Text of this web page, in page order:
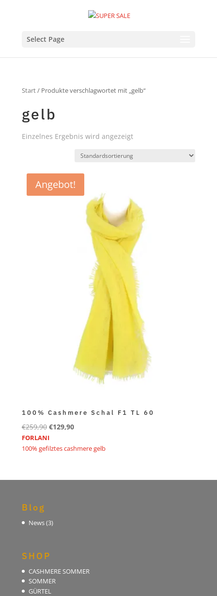
Select Page
Start/ Produkte verschlagwortet mit „gelb“
gelb
Einzelnes Ergebnis wird angezeigt
Angebot!
100% Cashmere Schal F1 TL 60
€259,90 Ursprünglicher
Preis
war:
€129,90Aktueller
ist:
FORLANI
100% gefilztes cashmere gelb
Blog
News(3)
SHOP
CASHMERE SOMMER
SOMMER
GÜRTEL